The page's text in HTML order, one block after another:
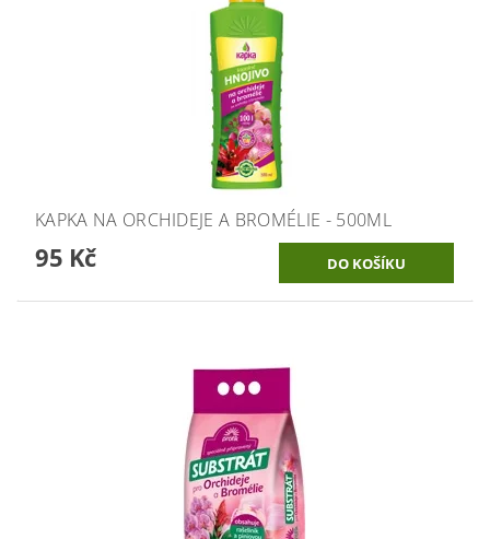
KAPKA NA ORCHIDEJE A BROMÉLIE - 500ML
95 Kč